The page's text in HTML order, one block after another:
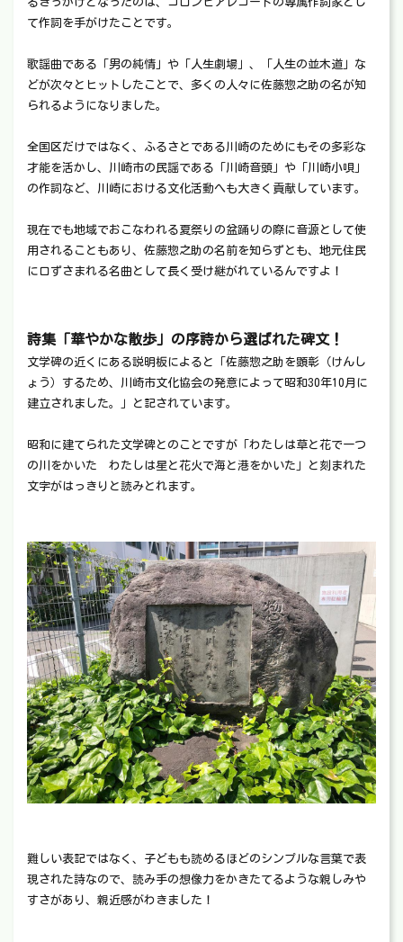
て作詞を手がけたことです。
歌謡曲である「男の純情」や「人生劇場」、「人生の並木道」な
どが次々とヒットしたことで、多くの人々に佐藤惣之助の名が知
られるようになりました。
全国区だけではなく、ふるさとである川崎のためにもその多彩な
才能を活かし、川崎市の民謡である「川崎音頭」や「川崎小唄」
の作詞など、川崎における文化活動へも大きく貢献しています。
現在でも地域でおこなわれる夏祭りの盆踊りの際に音源として使
用されることもあり、佐藤惣之助の名前を知らずとも、地元住民
に口ずさまれる名曲として長く受け継がれているんですよ！
詩集「華やかな散歩」の序詩から選ばれた碑文！
文学碑の近くにある説明板によると「佐藤惣之助を顕彰（けんし
ょう）するため、川崎市文化協会の発意によって昭和30年10月に
建立されました。」と記されています。
昭和に建てられた文学碑とのことですが「わたしは草と花で一つ
の川をかいた わたしは星と花火で海と港をかいた」と刻まれた
文字がはっきりと読みとれます。
難しい表記ではなく、子どもも読めるほどのシンプルな言葉で表
現された詩なので、読み手の想像力をかきたてるような親しみや
すさがあり、親近感がわきました！